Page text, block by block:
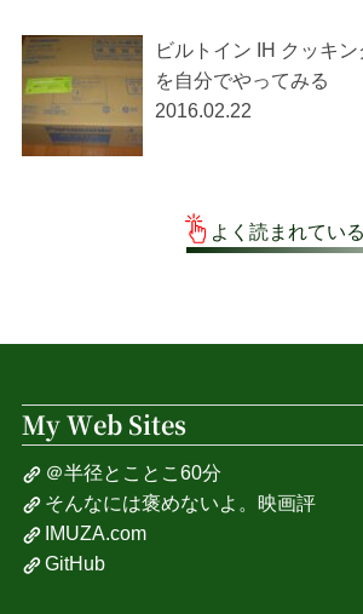
ビルトイン IH クッキ
を自分でやってみる
2016.02.22
よく読まれてい
My Web Sites
＠半径とことこ60分
そんなには褒めないよ。映画評
IMUZA.com
GitHub